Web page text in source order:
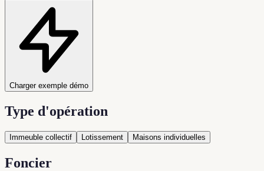
Charger exemple démo
Type d'opération
Immeuble collectif Lotissement Maisons individuelles
Foncier